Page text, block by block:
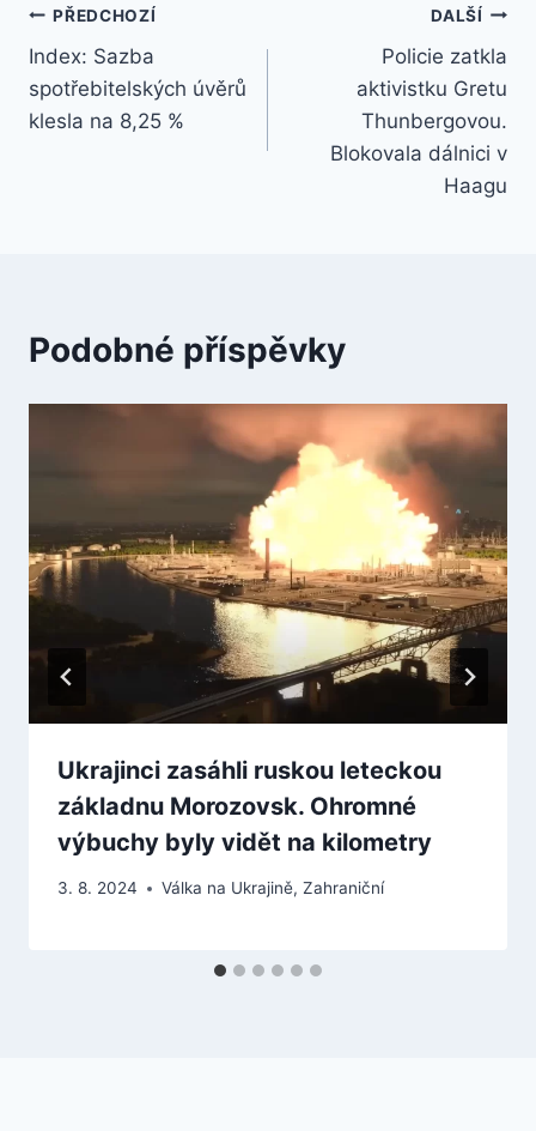
Navigace
pro
příspěvek
PŘEDCHOZÍ
Index: Sazba
spotřebitelských úvěrů
klesla na 8,25 %
DALŠÍ
Policie zatkla
aktivistku Gretu
Thunbergovou.
Blokovala dálnici v
Haagu
Podobné příspěvky
Ukrajinci zasáhli ruskou leteckou
základnu Morozovsk. Ohromné
výbuchy byly vidět na kilometry
3. 8. 2024 Válka na Ukrajině, Zahraniční